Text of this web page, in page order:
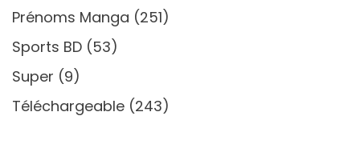
Prénoms Manga (251)
Sports BD (53)
Super (9)
Téléchargeable (243)